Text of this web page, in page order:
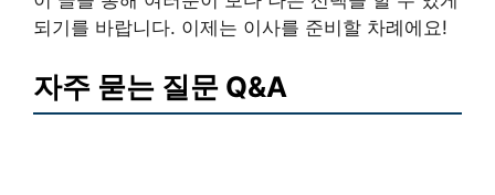
되기를 바랍니다. 이제는 이사를 준비할 차례에요!
자주 묻는 질문 Q&A